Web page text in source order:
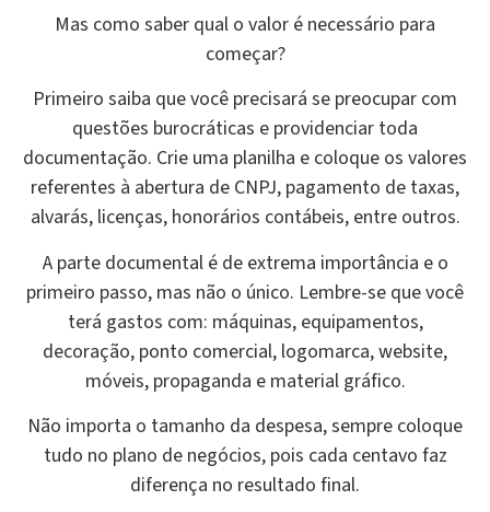
Mas como saber qual o valor é necessário para
começar?
Primeiro saiba que você precisará se preocupar com
questões burocráticas e providenciar toda
documentação. Crie uma planilha e coloque os valores
referentes à abertura de CNPJ, pagamento de taxas,
alvarás, licenças, honorários contábeis, entre outros.
A parte documental é de extrema importância e o
primeiro passo, mas não o único. Lembre-se que você
terá gastos com: máquinas, equipamentos,
decoração, ponto comercial, logomarca, website,
móveis, propaganda e material gráfico.
Não importa o tamanho da despesa, sempre coloque
tudo no plano de negócios, pois cada centavo faz
diferença no resultado final.